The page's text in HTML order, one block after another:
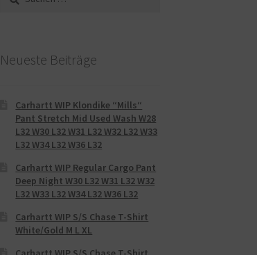
nach:
Neueste Beiträge
Carhartt WIP Klondike “Mills“
Pant Stretch Mid Used Wash W28
L32 W30 L32 W31 L32 W32 L32 W33
L32 W34 L32 W36 L32
Carhartt WIP Regular Cargo Pant
Deep Night W30 L32 W31 L32 W32
L32 W33 L32 W34 L32 W36 L32
Carhartt WIP S/S Chase T-Shirt
White/Gold M L XL